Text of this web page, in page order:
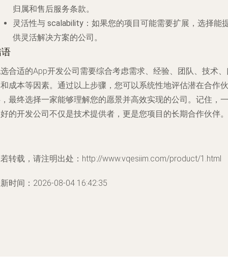
归属和售后服务条款。
灵活性与 scalability ：如果您的项目可能需要扩展，选择能
供灵活解决方案的公司。
合适的App开发公司需要综合考虑需求、经验、团队、技术
成本等因素。通过以上步骤，您可以系统性地评估潜在合作伙
最终选择一家能够理解您的愿景并高效实现的公司。记住，一
的开发公司不仅是技术提供者，更是您项目的长期合作伙伴。
转载，请注明出处：http://www.vqesiim.com/product/1.html
时间：2026-08-04 16:42:35